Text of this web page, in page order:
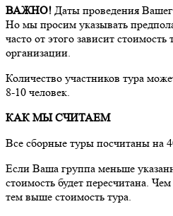
ВАЖНО! Даты проведения
Но мы просим указывать
часто от этого зависит
организации.
Количество участников тура
8-10 человек.
КАК МЫ СЧИТАЕМ
Все сборные туры посчитаны на
Если Ваша группа меньше
стоимость будет пересчитана.
тем выше стоимость тура.